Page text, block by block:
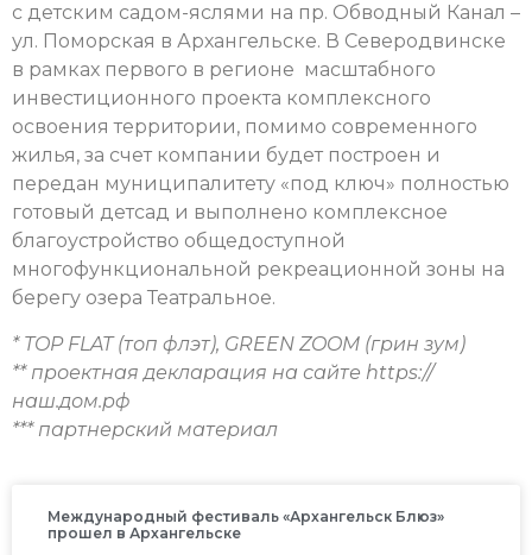
с детским садом-яслями на пр. Обводный Канал –
ул. Поморская в Архангельске. В Северодвинске
в рамках первого в регионе масштабного
инвестиционного проекта комплексного
освоения территории, помимо современного
жилья, за счет компании будет построен и
передан муниципалитету «под ключ» полностью
готовый детсад и выполнено комплексное
благоустройство общедоступной
многофункциональной рекреационной зоны на
берегу озера Театральное.
* TOP FLAT (топ флэт), GREEN ZOOM (грин зум)
** проектная декларация на сайте https://
наш.дом.рф
*** партнерский материал
Международный фестиваль «Архангельск Блюз»
прошел в Архангельске